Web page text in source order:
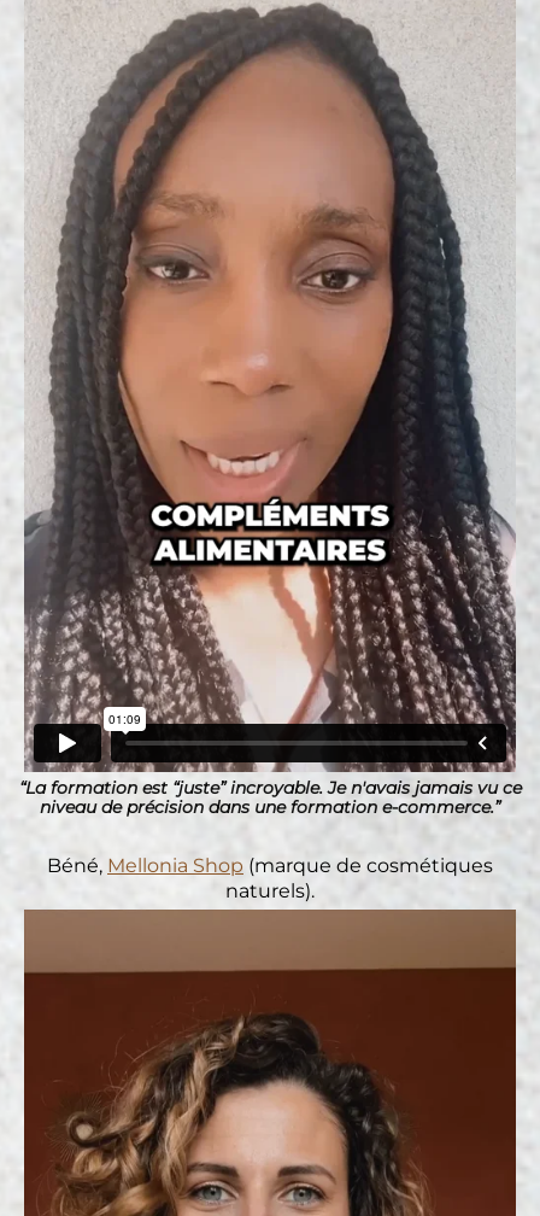
“La formation est “juste” incroyable. Je n'avais jamais vu ce
niveau de précision dans une formation e-commerce.”
Béné, Mellonia Shop (marque de cosmétiques
naturels).